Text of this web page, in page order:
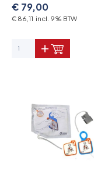
€ 79,00
€ 86,11 incl. 9% BTW